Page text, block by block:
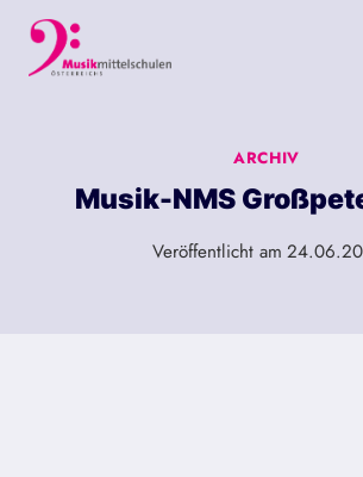
Zum
Inhalt
ARCHIV
Musik-NMS
Veröffentlicht am